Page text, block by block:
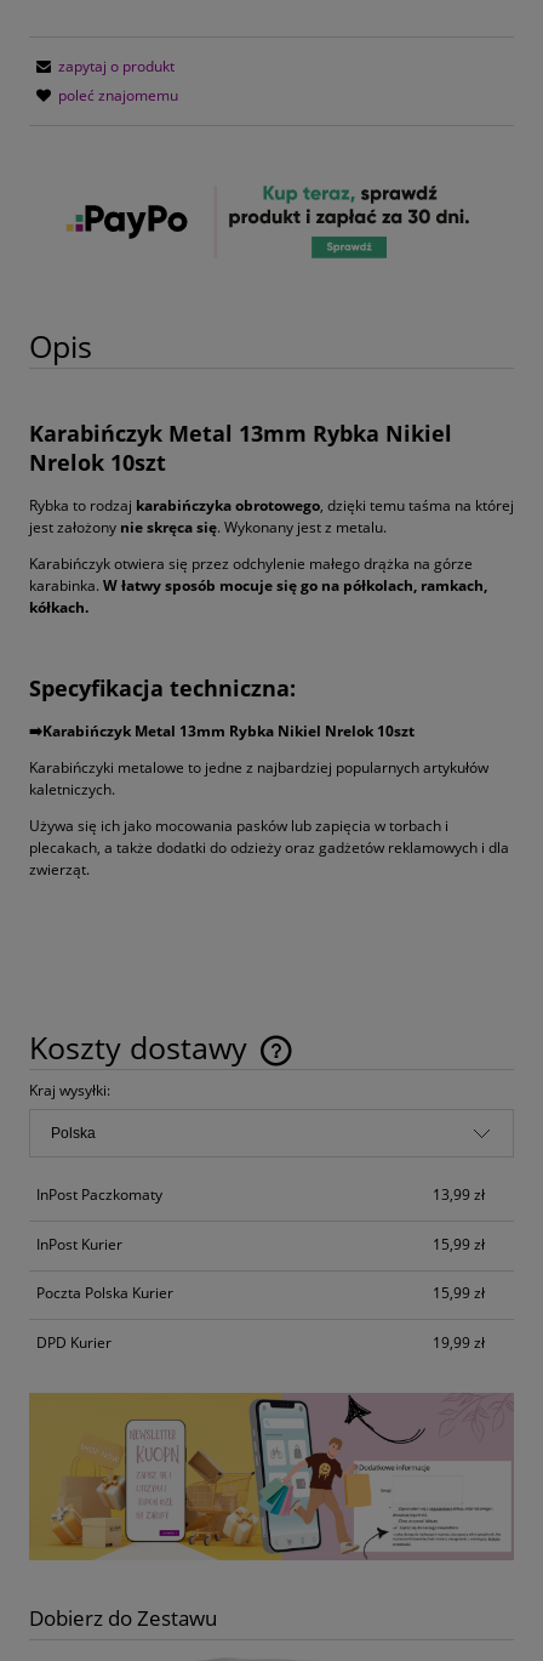
zapytaj o produkt
poleć znajomemu
Opis
Karabińczyk Metal 13mm Rybka Nikiel
Nrelok 10szt
Rybka to rodzaj karabińczyka obrotowego, dzięki temu taśma na której
jest założony nie skręca się. Wykonany jest z metalu.
Karabińczyk otwiera się przez odchylenie małego drążka na górze
karabinka. W łatwy sposób mocuje się go na półkolach, ramkach,
kółkach.
Specyfikacja techniczna:
➡️️Karabińczyk Metal 13mm Rybka Nikiel Nrelok 10szt
Karabińczyki metalowe to jedne z najbardziej popularnych artykułów
kaletniczych.
Używa się ich jako mocowania pasków lub zapięcia w torbach i
plecakach, a także dodatki do odzieży oraz gadżetów reklamowych i dla
zwierząt.
Koszty dostawy
Cena nie zawiera ewentualnych kosztów płatności
Kraj wysyłki:
InPost Paczkomaty 13,99 zł
InPost Kurier 15,99 zł
Poczta Polska Kurier 15,99 zł
DPD Kurier 19,99 zł
Dobierz do Zestawu